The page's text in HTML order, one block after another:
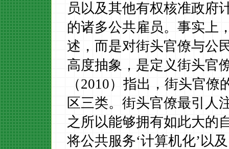
员以及其他有权核准政府
的诸多公共雇员。事实上
述，而是对街头官僚与公
高度抽象，是定义街头官
（2010）指出，街头官僚
区三类。街头官僚最引人
之所以能够拥有如此大的
将公共服务‘计算机化’以